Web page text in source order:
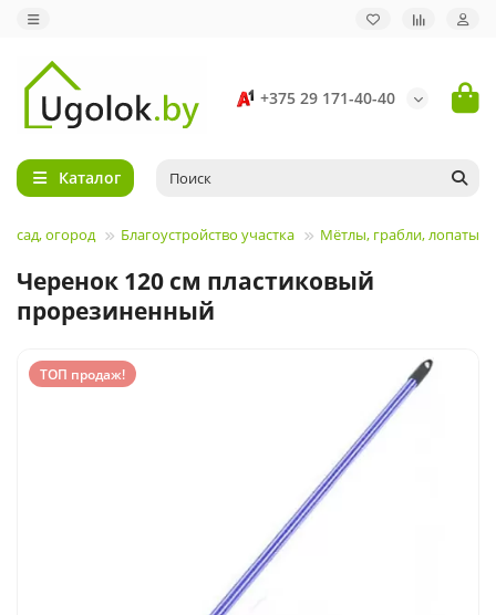
+375 29 171-40-40
Каталог
сад, огород Благоустройство участка Мётлы, грабли, лопаты
Черенок 120 см пластиковый
прорезиненный
ТОП продаж!